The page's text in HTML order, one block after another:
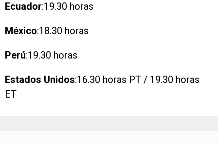
Ecuador:19.30 horas
México:18.30 horas
Perú:19.30 horas
Estados Unidos:16.30 horas PT / 19.30 horas
ET